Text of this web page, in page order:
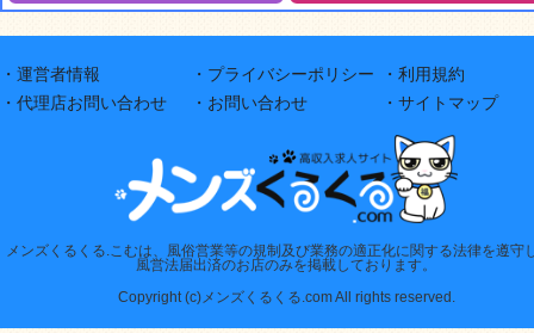
・運営者情報
・代理店お問い合わせ
・プライバシーポリシー
・お問い合わせ
・利用規約
・サイトマップ
メンズくるくる.こむは、風俗営業等の規制及び業務の適正化に関する法律を遵守
風営法届出済のお店のみを掲載しております。
Copyright (c)メンズくるくる.com All rights reserved.